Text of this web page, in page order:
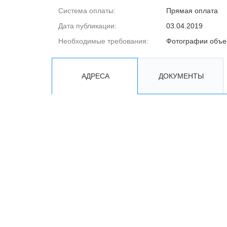
Система оплаты:
Прямая оплата
Дата публикации:
03.04.2019
Необходимые требования:
Фотографии
АДРЕСА ДОКУМЕНТЫ